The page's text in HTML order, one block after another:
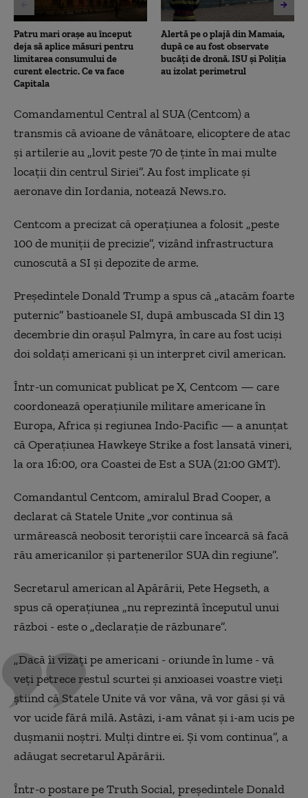
Patru mari orașe au început
deja să aplice măsuri pentru
limitarea consumului de
curent electric. Ce va face
Capitala
Alertă pe o plajă din Mamaia,
după ce au fost observate
bucăți de dronă. ISU și Poliția
au izolat perimetrul
Comandamentul Central al SUA (Centcom) a
transmis că avioane de vânătoare, elicoptere de atac
şi artilerie au „lovit peste 70 de ţinte în mai multe
locaţii din centrul Siriei”. Au fost implicate şi
aeronave din Iordania, notează News.ro.
Centcom a precizat că operaţiunea a folosit „peste
100 de muniţii de precizie”, vizând infrastructura
cunoscută a SI şi depozite de arme.
Preşedintele Donald Trump a spus că „atacăm foarte
puternic” bastioanele SI, după ambuscada SI din 13
decembrie din oraşul Palmyra, în care au fost ucişi
doi soldaţi americani şi un interpret civil american.
Într-un comunicat publicat pe X, Centcom — care
coordonează operaţiunile militare americane în
Europa, Africa şi regiunea Indo-Pacific — a anunţat
că Operaţiunea Hawkeye Strike a fost lansată vineri,
la ora 16:00, ora Coastei de Est a SUA (21:00 GMT).
Comandantul Centcom, amiralul Brad Cooper, a
declarat că Statele Unite „vor continua să
urmărească neobosit teroriştii care încearcă să facă
rău americanilor şi partenerilor SUA din regiune”.
Secretarul american al Apărării, Pete Hegseth, a
spus că operaţiunea „nu reprezintă începutul unui
război - este o „declaraţie de răzbunare”.
„Dacă îi vizaţi pe americani - oriunde în lume - vă
veţi petrece restul scurtei şi anxioasei voastre vieţi
ştiind că Statele Unite vă vor vâna, vă vor găsi şi vă
vor ucide fără milă. Astăzi, i-am vânat şi i-am ucis pe
duşmanii noştri. Mulţi dintre ei. Şi vom continua”, a
adăugat secretarul Apărării.
Într-o postare pe Truth Social, preşedintele Donald